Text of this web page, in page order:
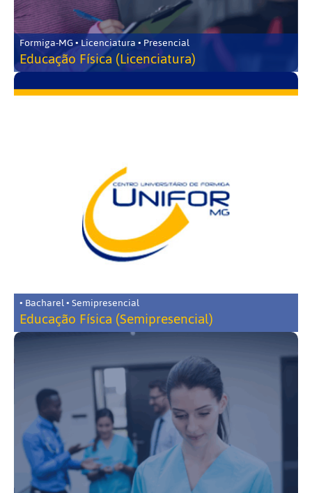
Formiga-MG • Licenciatura • Presencial
Educação Física (Licenciatura)
• Bacharel • Semipresencial
Educação Física (Semipresencial)